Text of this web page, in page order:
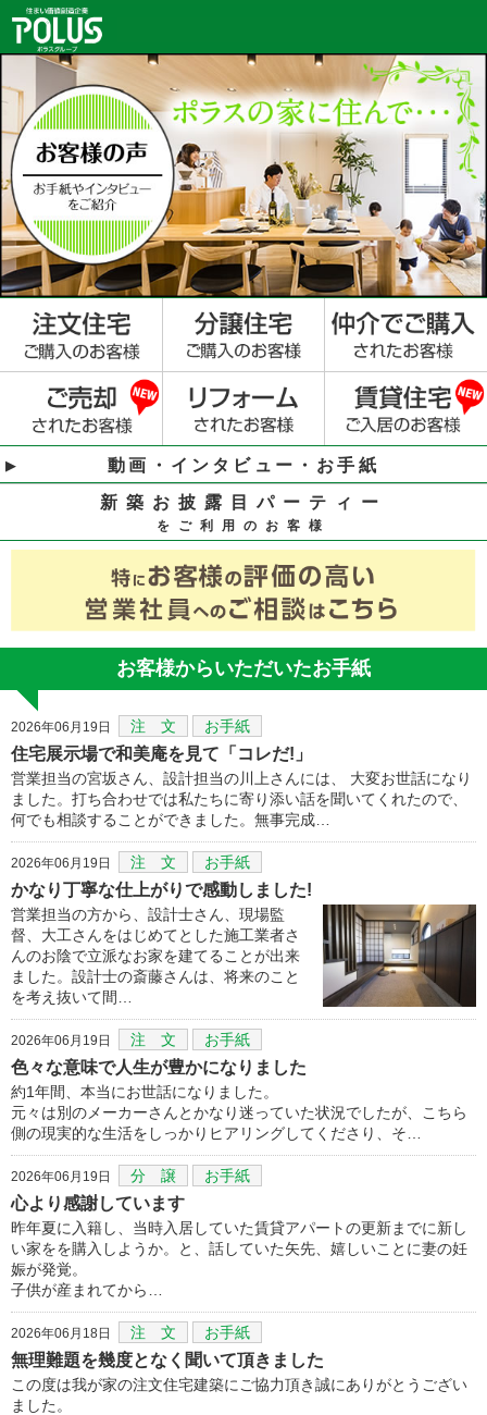
動画・インタビュー・お手紙
新築お披露目パーティー
をご利用のお客様
お客様からいただいたお手紙
2026年06月19日 注 文 お手紙
住宅展示場で和美庵を見て「コレだ!」
営業担当の宮坂さん、設計担当の川上さんには、 大変お世話になり
ました。打ち合わせでは私たちに寄り添い話を聞いてくれたので、
何でも相談することができました。無事完成…
2026年06月19日 注 文 お手紙
かなり丁寧な仕上がりで感動しました!
営業担当の方から、設計士さん、現場監
督、大工さんをはじめてとした施工業者さ
んのお陰で立派なお家を建てることが出来
ました。設計士の斎藤さんは、将来のこと
を考え抜いて間…
2026年06月19日 注 文 お手紙
色々な意味で人生が豊かになりました
約1年間、本当にお世話になりました。
元々は別のメーカーさんとかなり迷っていた状況でしたが、こちら
側の現実的な生活をしっかりヒアリングしてくださり、そ…
2026年06月19日 分 譲 お手紙
心より感謝しています
昨年夏に入籍し、当時入居していた賃貸アパートの更新までに新し
い家をを購入しようか。と、話していた矢先、嬉しいことに妻の妊
娠が発覚。
子供が産まれてから…
2026年06月18日 注 文 お手紙
無理難題を幾度となく聞いて頂きました
この度は我が家の注文住宅建築にご協力頂き誠にありがとうござい
ました。